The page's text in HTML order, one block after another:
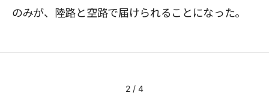
のみが、陸路と空路で届けられることになった。
2 / 4